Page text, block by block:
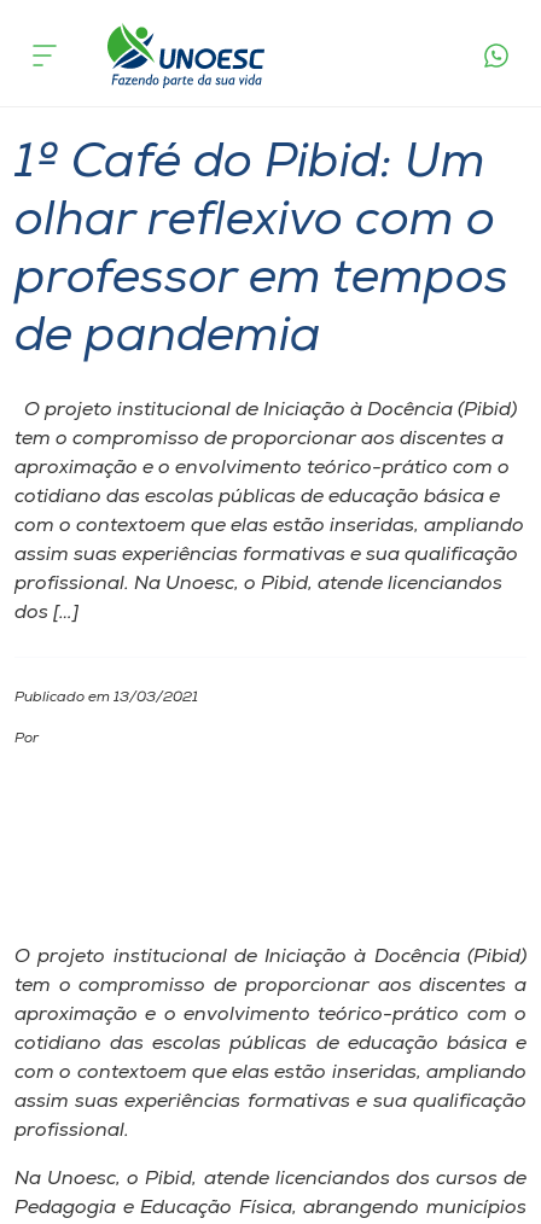
Cursos
Pesquisa
Atendimento ao Estudante
Portal de Ensino
A
Internacionalização
I.nova
Cultura
Editora
Rádio
Museu
Unoesc
Store
acontece
1º Café do Pibid: Um
olhar reflexivo com o
professor em tempos
de pandemia
O projeto institucional de Iniciação à Docência (Pibid)
tem o compromisso de proporcionar aos discentes a
aproximação e o envolvimento teórico-prático com o
cotidiano das escolas públicas de educação básica e
com o contextoem que elas estão inseridas, ampliando
assim suas experiências formativas e sua qualificação
profissional. Na Unoesc, o Pibid, atende licenciandos
dos […]
Publicado em 13/03/2021
Por
O projeto institucional de Iniciação à Docência (Pibid)
tem o compromisso de proporcionar aos discentes a
aproximação e o envolvimento teórico-prático com o
cotidiano das escolas públicas de educação básica e
com o contextoem que elas estão inseridas, ampliando
assim suas experiências formativas e sua qualificação
profissional.
Na Unoesc, o Pibid, atende licenciandos dos cursos de
Pedagogia e Educação Física, abrangendo municípios